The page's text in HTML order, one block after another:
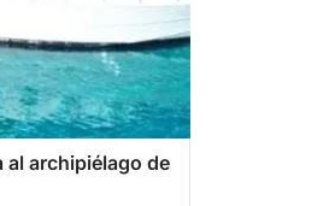
archipiélago de